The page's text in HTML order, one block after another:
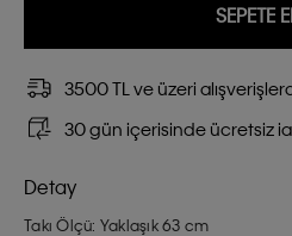
SEPETE
3500 TL ve üzeri
30 gün içerisinde ücretsiz
Detay
Takı Ölçü: Yaklaşık 63 cm